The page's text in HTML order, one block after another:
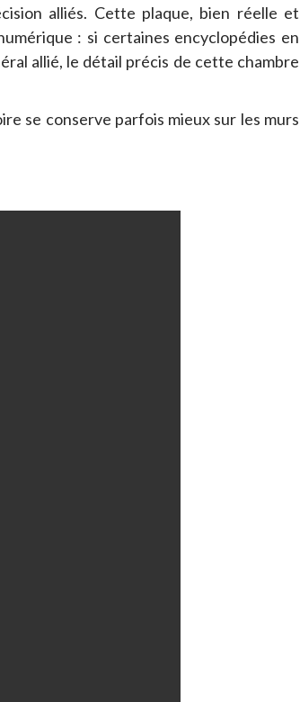
alliés. Cette plaque, bien réelle et
: si certaines encyclopédies en
allié, le détail précis de cette chambre
se conserve parfois mieux sur les murs